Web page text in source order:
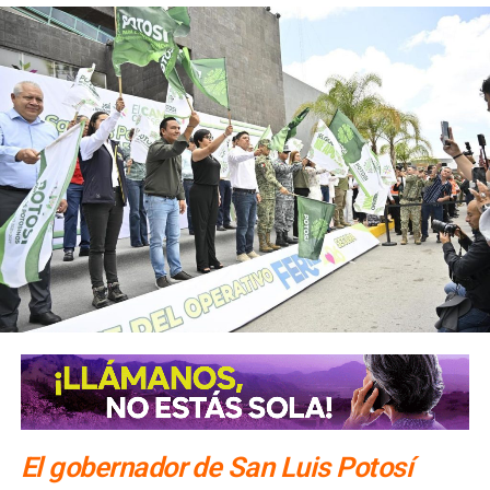
proximidad social
“, declaró.
Juárez Hernández señaló que durante la reunión también
se preparó el operativo que se implementará con motivo
de la conmemoración de los80 años de la visita de San
Francisco de Asís a Real de Catorce
, una celebración que prevé la llegada de un importante
El gobernador de San Luis Potosí